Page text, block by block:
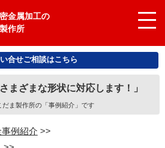
金属加工の
作所
合せご相談はこちら
まざまな形状に対応します！」
ま製作所の「事例紹介」です
例紹介 >>